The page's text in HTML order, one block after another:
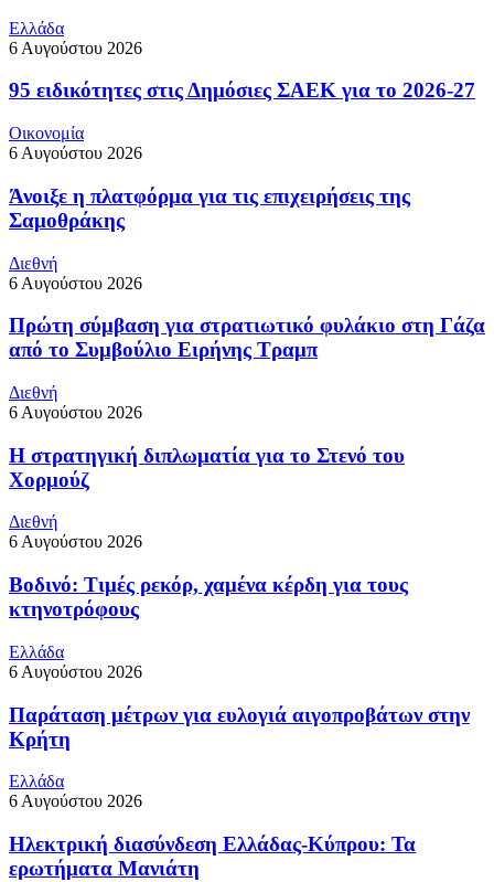
Ελλάδα
6 Αυγούστου 2026
95 ειδικότητες στις Δημόσιες ΣΑΕΚ για το 2026-27
Οικονομία
6 Αυγούστου 2026
Άνοιξε η πλατφόρμα για τις επιχειρήσεις της
Σαμοθράκης
Διεθνή
6 Αυγούστου 2026
Πρώτη σύμβαση για στρατιωτικό φυλάκιο στη Γάζα
από το Συμβούλιο Ειρήνης Τραμπ
Διεθνή
6 Αυγούστου 2026
Η στρατηγική διπλωματία για το Στενό του
Χορμούζ
Διεθνή
6 Αυγούστου 2026
Βοδινό: Τιμές ρεκόρ, χαμένα κέρδη για τους
κτηνοτρόφους
Ελλάδα
6 Αυγούστου 2026
Παράταση μέτρων για ευλογιά αιγοπροβάτων στην
Κρήτη
Ελλάδα
6 Αυγούστου 2026
Ηλεκτρική διασύνδεση Ελλάδας-Κύπρου: Τα
ερωτήματα Μανιάτη